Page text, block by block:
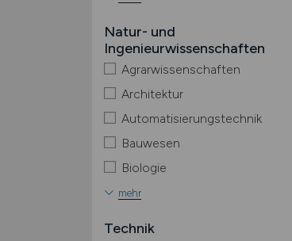
Natur- und
Ingenieurwissenschaften
Agrarwissenschaften
Architektur
Automatisierungstechnik
Bauwesen
Biologie
mehr
Technik